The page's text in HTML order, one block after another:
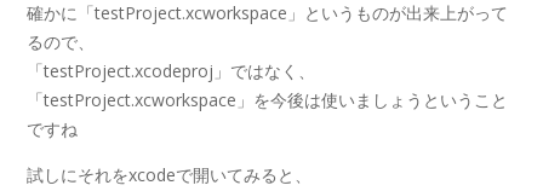
確かに「testProject.xcworkspace」というものが出来上がって
るので、
「testProject.xcodeproj」ではなく、
「testProject.xcworkspace」を今後は使いましょうということ
ですね
試しにそれをxcodeで開いてみると、